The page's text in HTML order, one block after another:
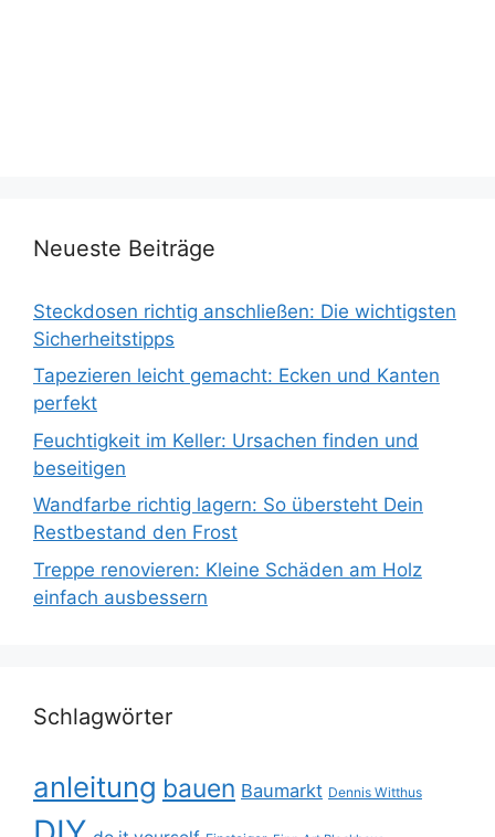
Neueste Beiträge
Steckdosen richtig anschließen: Die wichtigsten
Sicherheitstipps
Tapezieren leicht gemacht: Ecken und Kanten
perfekt
Feuchtigkeit im Keller: Ursachen finden und
beseitigen
Wandfarbe richtig lagern: So übersteht Dein
Restbestand den Frost
Treppe renovieren: Kleine Schäden am Holz
einfach ausbessern
Schlagwörter
anleitung bauen Baumarkt Dennis Witthus